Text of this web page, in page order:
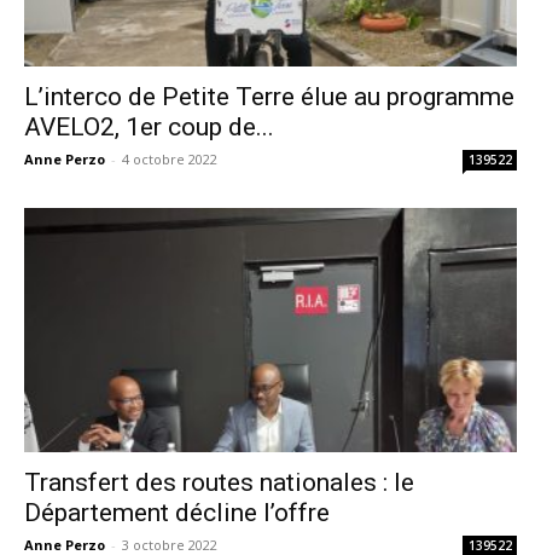
L’interco de Petite Terre élue au programme
AVELO2, 1er coup de...
Anne Perzo - 4 octobre 2022 139522
Transfert des routes nationales : le
Département décline l’offre
Anne Perzo - 3 octobre 2022 139522